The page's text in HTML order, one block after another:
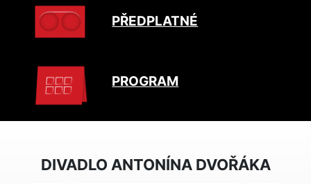
PŘEDPLATNÉ
PROGRAM
DIVADLO ANTONÍNA DVOŘÁKA